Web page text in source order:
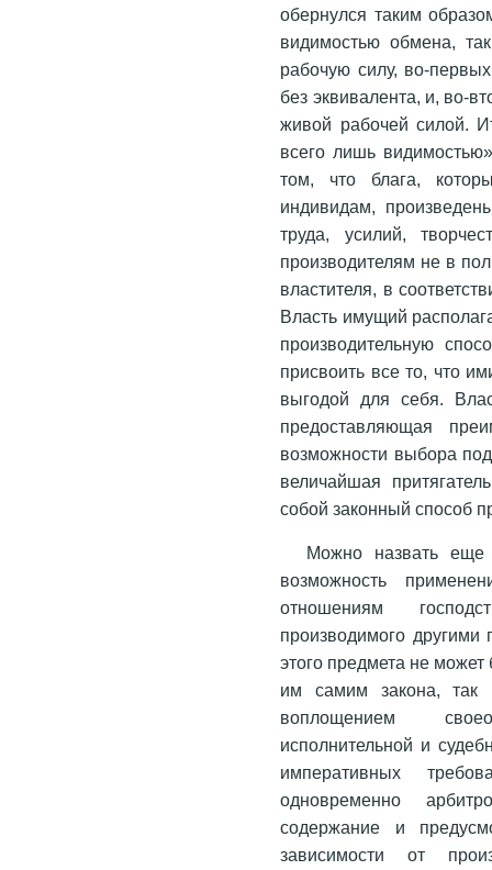
обернулся таким
видимостью обмена,
рабочую силу, во-
без эквивалента, и, во-
живой рабочей силой.
всего лишь
том, что блага,
индивидам,
труда, усилий,
производителям не в
властителя, в
Власть имущий
производительную
присвоить все то, что
выгодой для себя.
предоставляющая
возможности выбора
величайшая
собой законный способ
Можно назвать еще
возможность
отношениям
производимого
этого предмета не
им самим закона, так
воплощением
исполнительной и
императивных
одновременно
содержание и
зависимости от